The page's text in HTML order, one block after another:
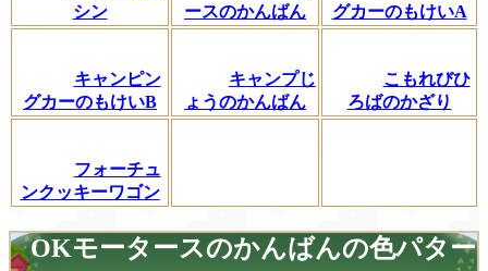
シン
ースのかんばん
グカーのもけいA
キャンピン
グカーのもけいB
キャンプじ
ょうのかんばん
こもれびひ
ろばのかざり
フォーチュ
ンクッキーワゴン
OKモータースのかんばんの色パター